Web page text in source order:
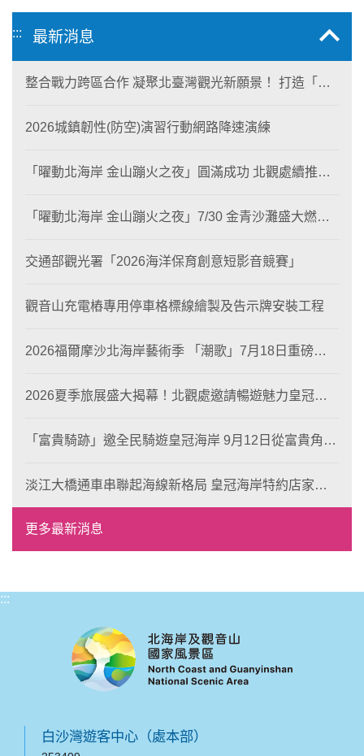
::: 最新消息
整合戰力跨區合作 凝聚北臺灣觀光新願景！ 打造「生
2026城鎮韌性(防空)演習行動網路降速演練
「曜動北海岸 金山蹦火之夜」圓滿成功 北觀處續推照
「曜動北海岸 金山蹦火之夜」7/30 金青沙灘盛大燃
交通部觀光署「2026海洋保育創意短影音競賽」
觀音山充電樁專用停車格標線繪製及告示牌安裝工程
2026福爾摩沙北海岸藝術季 「潮歌」7月18日重磅登
2026夏季旅展盛大揭幕！北觀處邀請暢遊魅力皇冠海
「富貴騎跡」邀全民騎遊皇冠海岸 9月12日從富貴角出
淡江大橋通車串聯起海線新格局 皇冠海岸特約店家、
風格形塑即日起開放報名
更多最新消息
:::
白沙灣遊客中心（處本部）